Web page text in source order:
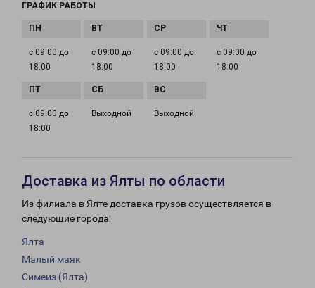
ГРАФИК РАБОТЫ
с 09:00 до
18:00
с 09:00 до
18:00
с 09:00 до
18:00
с 09:00 до
18:00
с 09:00 до
18:00
Выходной Выходной
Доставка из Ялты по области
Из филиала в Ялте доставка грузов осуществляется в
следующие города:
Ялта
Малый маяк
Симеиз (Ялта)